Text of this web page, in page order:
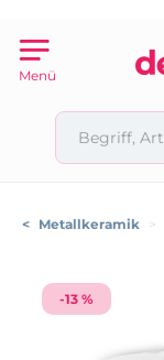
Menü
< Metallkeramik >
-13 %